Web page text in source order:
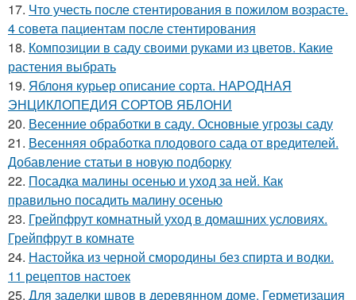
17. Что учесть после стентирования в пожилом возрасте.
4 совета пациентам после стентирования
18. Композиции в саду своими руками из цветов. Какие
растения выбрать
19. Яблоня курьер описание сорта. НАРОДНАЯ
ЭНЦИКЛОПЕДИЯ СОРТОВ ЯБЛОНИ
20. Весенние обработки в саду. Основные угрозы саду
21. Весенняя обработка плодового сада от вредителей.
Добавление статьи в новую подборку
22. Посадка малины осенью и уход за ней. Как
правильно посадить малину осенью
23. Грейпфрут комнатный уход в домашних условиях.
Грейпфрут в комнате
24. Настойка из черной смородины без спирта и водки.
11 рецептов настоек
25. Для заделки швов в деревянном доме. Герметизация